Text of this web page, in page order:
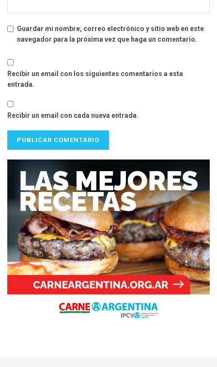
Guardar mi nombre, correo electrónico y sitio web en este
navegador para la próxima vez que haga un comentario.
Recibir un email con los siguientes comentarios a esta
entrada.
Recibir un email con cada nueva entrada.